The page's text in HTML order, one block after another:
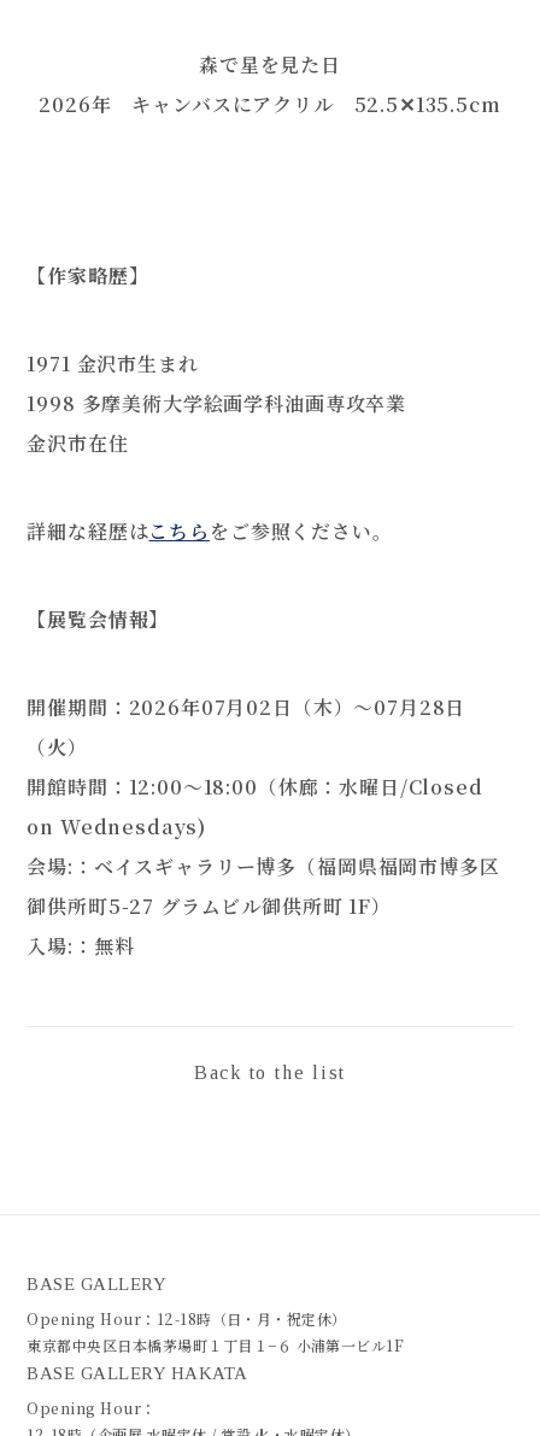
森で星を見た日
2026年 キャンバスにアクリル 52.5✕135.5cm
【作家略歴】
1971 金沢市生まれ
1998 多摩美術大学絵画学科油画専攻卒業
金沢市在住
詳細な経歴はこちら をご参照ください。
【展覧会情報】
開催期間：2026年07月02日（木）～07月28日
（火）
開館時間：12:00～18:00（休廊：水曜日/Closed
on Wednesdays)
会場:：ベイスギャラリー博多（福岡県福岡市博多区
御供所町5-27 グラムビル御供所町 1F）
入場:：無料
Back to the list
BASE GALLERY
Opening Hour：12-18時（日・月・祝定休）
東京都中央区日本橋茅場町１丁目１−６ 小浦第一ビル1F
BASE GALLERY HAKATA
Opening Hour：